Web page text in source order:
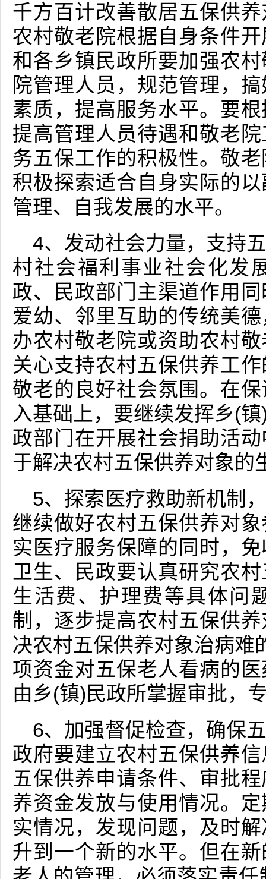
千方百计改善散居五保供
农村敬老院根据自身条件
和各乡镇民政所要加强农
院管理人员，规范管理，
素质，提高服务水平。要
提高管理人员待遇和敬老
务五保工作的积极性。敬
积极探索适合自身实际的
管理、自我发展的水平。
4、发动社会力量，支持
村社会福利事业社会化发
政、民政部门主渠道作用
爱幼、邻里互助的传统美
办农村敬老院或资助农村
关心支持农村五保供养工
敬老的良好社会氛围。在
入基础上，要继续发挥乡(
政部门在开展社会捐助活
于解决农村五保供养对象的
5、探索医疗救助新机制
继续做好农村五保供养对
实医疗服务保障的同时，
卫生、民政要认真研究农
生活费、护理费等具体问
制，逐步提高农村五保供
决农村五保供养对象治病难
项资金对五保老人看病的
由乡(镇)民政所掌握审批，
6、加强督促检查，确保
政府要建立农村五保供养
五保供养申请条件、审批
养资金发放与使用情况。
实情况，发现问题，及时
升到一个新的水平。但在